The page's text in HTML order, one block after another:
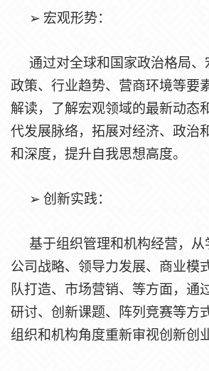
➢ 宏观形势：
通过对全球和国家政治格局
政策、行业趋势、营商环境等要
解读，了解宏观领域的最新动态
代发展脉络，拓展对经济、政治
和深度，提升自我思想高度。
➢ 创新实践：
基于组织管理和机构经营，
公司战略、领导力发展、商业模
队打造、市场营销、等方面，通
研讨、创新课题、阵列竞赛等方
组织和机构角度重新审视创新创业